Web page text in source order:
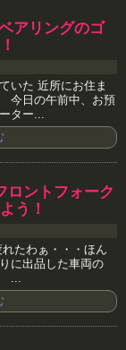
アリングのゴ
いた 近所にお住ま
今日の午前中、お預
ター...
ロントフォーク
う！
たわぁ・・・ほん
に出品した車両の
...